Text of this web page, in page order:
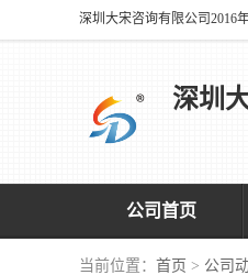
深圳
公司首页
当前位置： 首页 > 公司